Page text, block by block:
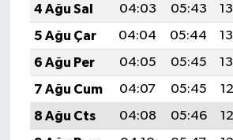
4 Ağu Sal
04:03 05:43
5 Ağu Çar
04:04 05:44
6 Ağu Per
04:05 05:45
7 Ağu Cum
04:07 05:45
8 Ağu Cts
04:08 05:46